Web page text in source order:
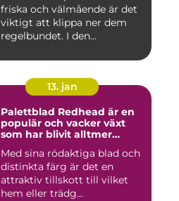
friska och välmående är det
viktigt att klippa ner dem
regelbundet. I den...
13. jan
Palettblad Redhead är en
populär och vacker växt
som har blivit alltmer
trädgårdsentusiaster
Med sina rödaktiga blad och
distinkta färg är det en
attraktiv tillskott till vilket
hem eller trädg...